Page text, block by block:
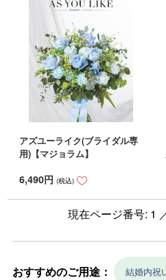
アズユーライク(ブライダル専
用)【マジョラム】
6,490円 (税込)
現在ページ番号: 1
おすすめのご用途： 結婚内祝